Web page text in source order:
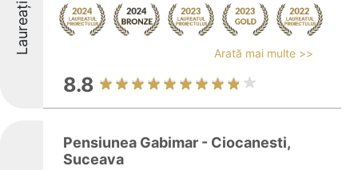
Laureați Arată mai multe >>
8.8
Pensiunea Gabimar - Ciocanesti,
Suceava